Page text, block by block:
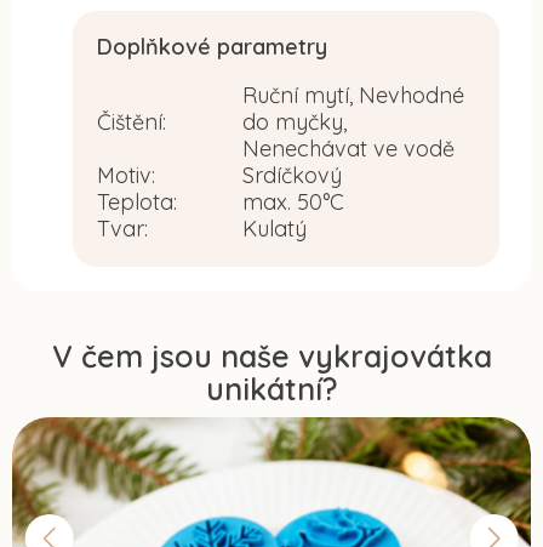
V čem jsou naše vykrajovátka
unikátní?
Doplňkové parametry
Čištění:
Ruční mytí, Nevhodné
do myčky,
Nenechávat ve vodě
Motiv:
Srdíčkový
Teplota:
max. 50°C
Tvar: Kulatý